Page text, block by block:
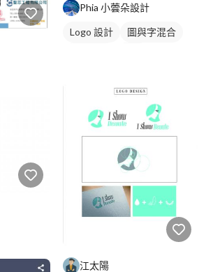
Phia 小蕓朵設計
Logo 設計
圖與字混合
江太陽